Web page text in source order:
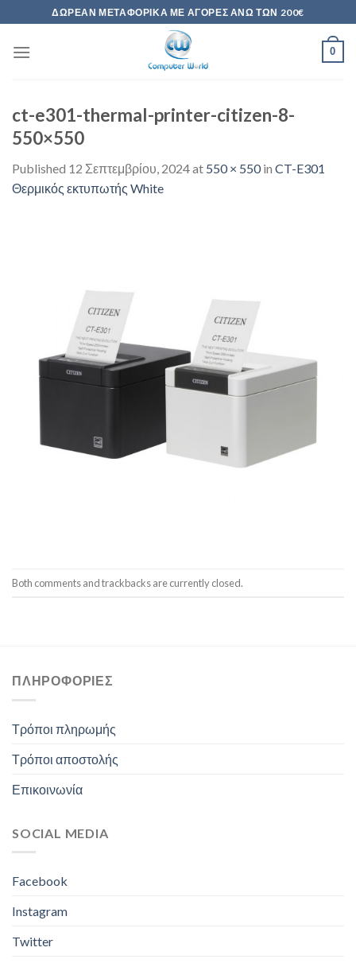
to
content
ΔΩΡΕΆΝ ΜΕΤΑΦΟΡΙΚΆ ΜΕ ΑΓΟΡΈΣ ΆΝΩ ΤΩΝ 200€
0
ct-e301-thermal-printer-citizen-8-
550×550
Published 12 Σεπτεμβρίου, 2024at 550 × 550in CT-E301
Θερμικός εκτυπωτής White
Both comments and trackbacks are currently closed.
ΠΛΗΡΟΦΟΡΊΕΣ
Τρόποι πληρωμής
Τρόποι αποστολής
Επικοινωνία
SOCIAL MEDIA
Facebook
Instagram
Twitter